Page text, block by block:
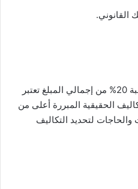
تشير هذه الجملة إلى أن هناك نسبة 20% من إجمالي المبلغ تعتبر
الحقيقية المبررة أعلى من
لتحديد التكاليف